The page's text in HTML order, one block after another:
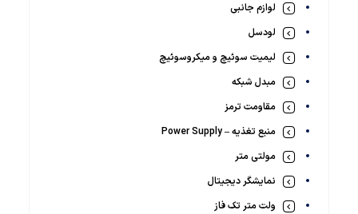
لوازم جانبی
لودسل
لیمیت سوئیچ و میکروسوئیچ
مبدل شبکه
مقاومت ترمز
منبع تغذیه – Power Supply
مولتی متر
نمایشگر دیجیتال
ولت متر تک فاز